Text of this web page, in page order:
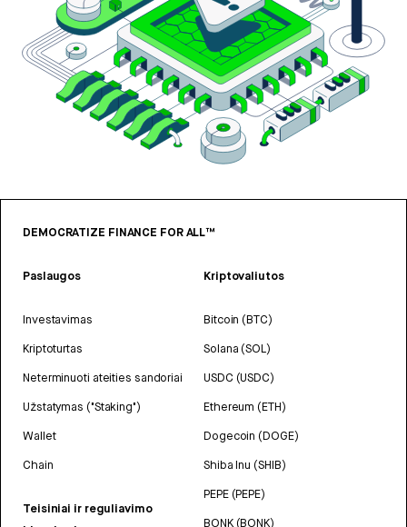
DEMOCRATIZE FINANCE FOR ALL™
Paslaugos
Investavimas
Kriptoturtas
Neterminuoti ateities sandoriai
Užstatymas ("Staking")
Wallet
Chain
Teisiniai ir reguliavimo
Kriptovaliutos
Bitcoin (BTC)
Solana (SOL)
USDC (USDC)
Ethereum (ETH)
Dogecoin (DOGE)
Shiba Inu (SHIB)
PEPE (PEPE)
BONK (BONK)